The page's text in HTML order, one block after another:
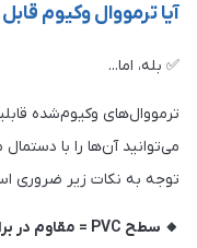
آیا ترمووال وکیوم
✅ بله، اما...
ترمووال‌های وکیوم‌شده
می‌توانید آن‌ها را با
توجه به نکات زیر ضروری
🔸 سطح PVC = مقاوم در برابر رطوبت سطحی